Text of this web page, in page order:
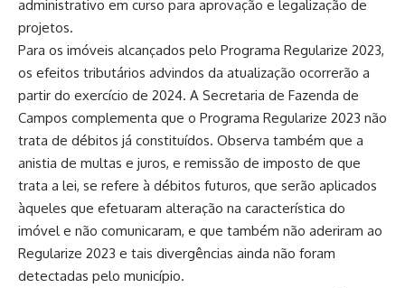
administrativo em curso para aprovação e legalização de
projetos.
Para os imóveis alcançados pelo Programa Regularize 2023,
os efeitos tributários advindos da atualização ocorrerão a
partir do exercício de 2024. A Secretaria de Fazenda de
Campos complementa que o Programa Regularize 2023 não
trata de débitos já constituídos. Observa também que a
anistia de multas e juros, e remissão de imposto de que
trata a lei, se refere à débitos futuros, que serão aplicados
àqueles que efetuaram alteração na característica do
imóvel e não comunicaram, e que também não aderiram ao
Regularize 2023 e tais divergências ainda não foram
detectadas pelo município.